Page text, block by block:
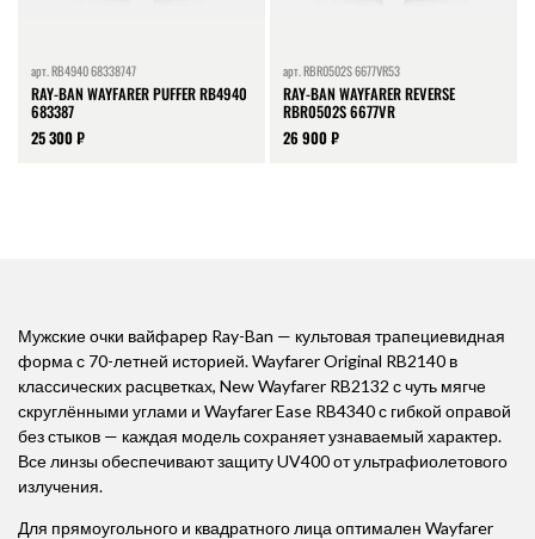
арт.RB4940 68338747
RAY-BAN WAYFARER PUFFER RB4940
683387
25 300 ₽
арт. RBR0502S 6677VR53
RAY-BAN WAYFARER REVERSE
RBR0502S 6677VR
26 900 ₽
Мужские очки вайфарер Ray-Ban — культовая трапециевидная
форма с 70-летней историей. Wayfarer Original RB2140 в
классических расцветках, New Wayfarer RB2132 с чуть мягче
скруглёнными углами и Wayfarer Ease RB4340 с гибкой оправой
без стыков — каждая модель сохраняет узнаваемый характер.
Все линзы обеспечивают защиту UV400 от ультрафиолетового
излучения.
Для прямоугольного и квадратного лица оптимален Wayfarer